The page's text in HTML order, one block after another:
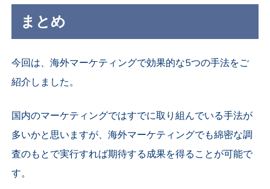
まとめ
今回は、海外マーケティングで効果的な5つの手法をご
紹介しました。
国内のマーケティングではすでに取り組んでいる手法が
多いかと思いますが、海外マーケティングでも綿密な調
査のもとで実行すれば期待する成果を得ることが可能で
す。